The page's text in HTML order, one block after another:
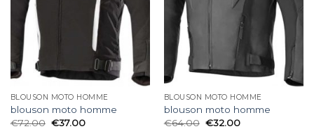
BLOUSON MOTO HOMME
blouson moto homme
€72.00 €37.00
BLOUSON MOTO HOMME
blouson moto homme
€64.00 €32.00